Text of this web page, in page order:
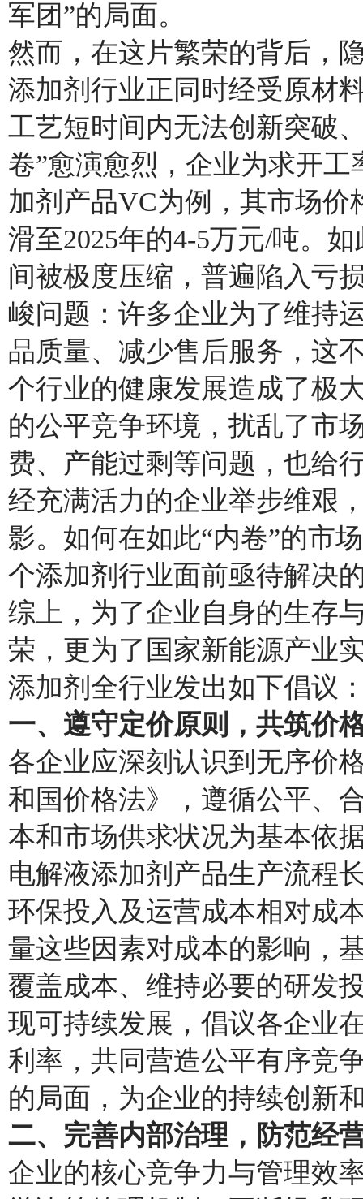
军团”的局面。
然而，在这片繁荣的背后，
添加剂行业正同时经受原材
工艺短时间内无法创新突破
卷”愈演愈烈，企业为求开
加剂产品VC为例，其市场价
滑至2025年的4-5万元/吨。
间被极度压缩，普遍陷入亏
峻问题：许多企业为了维持
品质量、减少售后服务，这
个行业的健康发展造成了极
的公平竞争环境，扰乱了市
费、产能过剩等问题，也给
经充满活力的企业举步维艰
影。如何在如此“内卷”的市
个添加剂行业面前亟待解决
综上，为了企业自身的生存
荣，更为了国家新能源产业
添加剂全行业发出如下倡议
一、遵守定价原则，共筑价
各企业应深刻认识到无序价
和国价格法》，遵循公平、
本和市场供求状况为基本依
电解液添加剂产品生产流程
环保投入及运营成本相对成
量这些因素对成本的影响，
覆盖成本、维持必要的研发
现可持续发展，倡议各企业
利率，共同营造公平有序竞
的局面，为企业的持续创新
二、完善内部治理，防范经
企业的核心竞争力与管理效